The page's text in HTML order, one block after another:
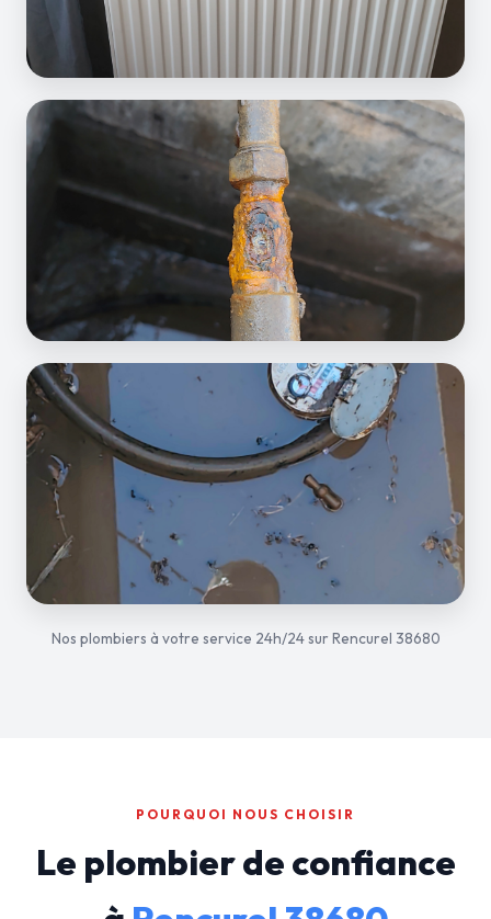
Nos plombiers à votre service 24h/24 sur Rencurel 38680
POURQUOI NOUS CHOISIR
Le plombier de confiance